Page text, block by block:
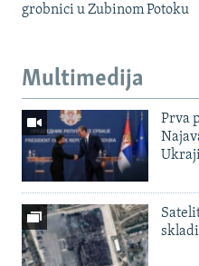
grobnici u Zubinom Potoku
Multimedija
Prva